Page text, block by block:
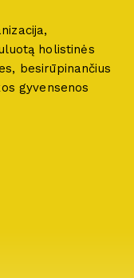
holistinės
besirūpinančius
gyvensenos